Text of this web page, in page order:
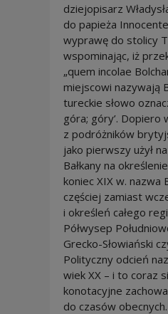
dziejopisarz
do papieża
wyprawę do stolicy
wspominając, iż
„quem incolae
miejscowi nazywają
tureckie słowo
góra; góry’. Dopiero
z podróżników
jako pierwszy użył
Bałkany na
koniec XIX w. nazwa
częściej zamiast
i określeń całego
Półwysep
Grecko-Słowiański
Polityczny odcień
wiek XX – i to coraz
konotacyjne
do czasów obecnych.